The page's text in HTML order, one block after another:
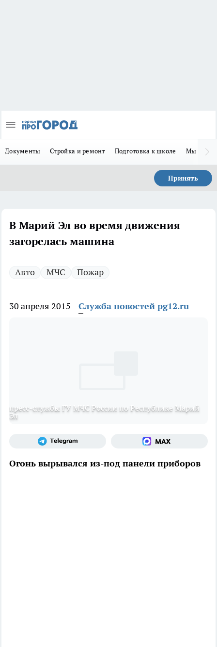
Документы Стройка и ремонт Подготовка к школе Мы в MAX
Принять
В Марий Эл во время движения
загорелась машина
Авто МЧС Пожар
30 апреля 2015 Служба новостей pg12.ru
пресс-службы ГУ МЧС России по Республике Марий
Эл
Огонь вырывался из-под панели приборов